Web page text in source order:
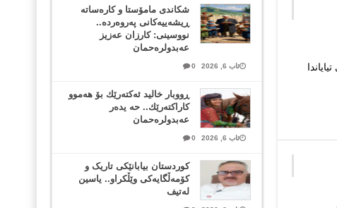
شکاندی مامۆستا و کارەساتە
ڕیشەییەکانی پەروەردە..
نووسینی: کارزان عەزیز
عەبدولرەحمان
ئاب 6, 2026 0
ڕووبار خالید ئەكتەرێك بۆ هەموو
كاراكتەرێك.. حه یدەر
عەبدولرەحمان
ئاب 6, 2026 0
کوردستان بیابانێکی تاریک و
کۆمەڵگایەکی وێڵکراو.. یاسین
لەتیف